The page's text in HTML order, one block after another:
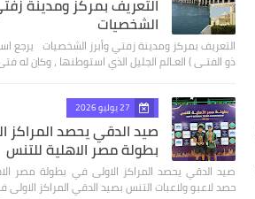
الشخصيات
التعريف بمركز ومدينة زفتي وأبرز الشخصيات يرجع
ذو الفتـى ) العـالم الجليل الذي استوطنها ، وكان له
27 يوليو 2026
صيد الدقي يحصد المراكز
بطولة مصر الاهلية للتنس
صيد الدقي يحصد المراكز الاولى في بطولة مصر
حصد لاعبو ولاعبات التنس بصيد الدقي المراكز